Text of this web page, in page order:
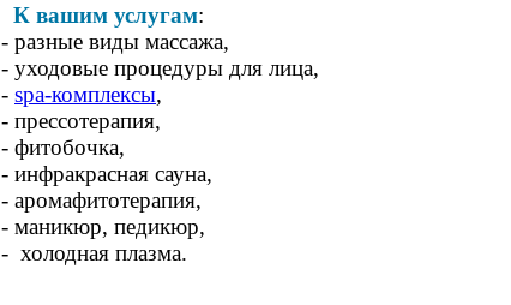
К вашим услугам:
- разные виды массажа,
- уходовые процедуры для лица,
- spa-комплексы,
- прессотерапия,
- фитобочка,
- инфракрасная сауна,
- аромафитотерапия,
- маникюр, педикюр,
- холодная плазма.